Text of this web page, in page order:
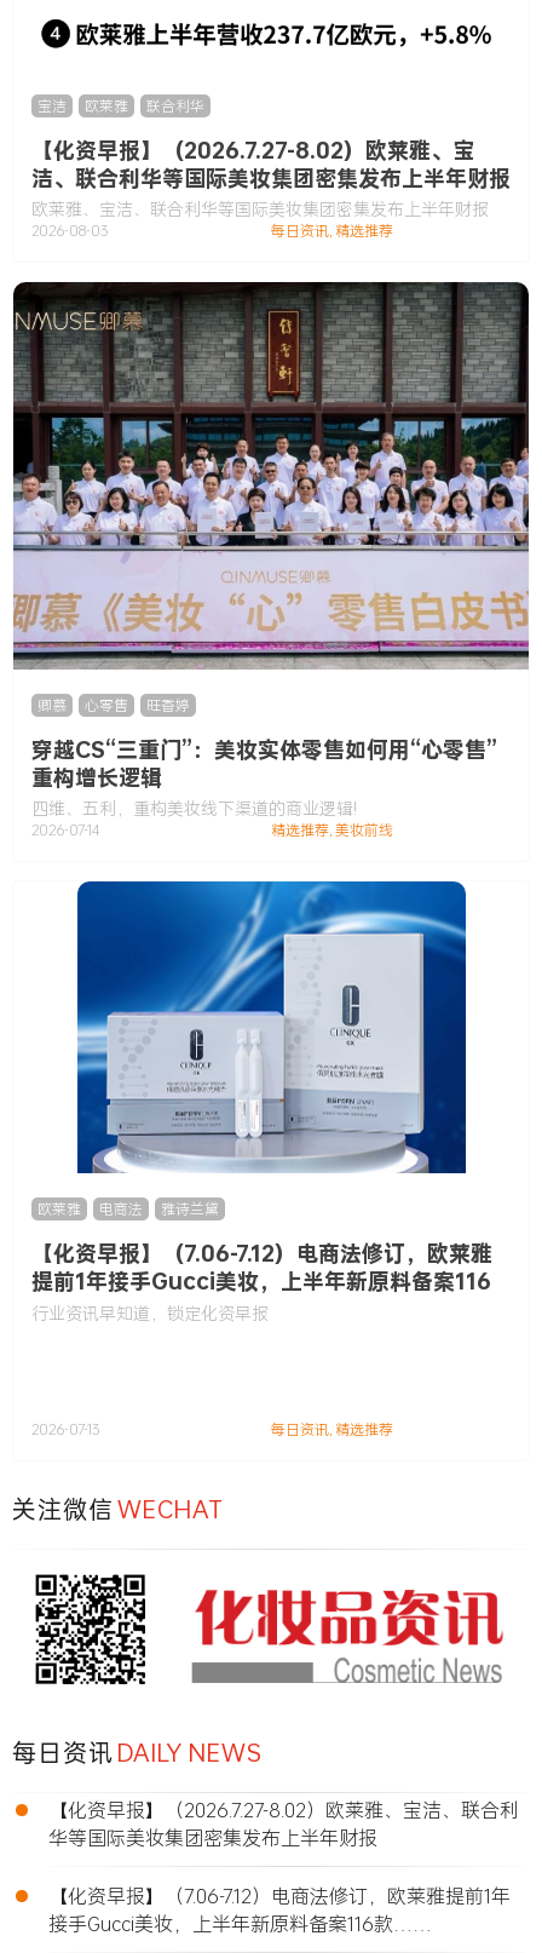
宝洁 欧莱雅 联合利华
【化资早报】（2026.7.27-8.02）欧莱雅、宝
洁、联合利华等国际美妆集团密集发布上半年财报
欧莱雅、宝洁、联合利华等国际美妆集团密集发布上半年财报
2026-08-03 每日资讯,精选推荐
卿慕 心零售 旺香婷
穿越CS“三重门”：美妆实体零售如何用“心零售”
重构增长逻辑
四维、五利，重构美妆线下渠道的商业逻辑!
2026-07-14 精选推荐,美妆前线
欧莱雅 电商法 雅诗兰黛
【化资早报】（7.06-7.12）电商法修订，欧莱雅
提前1年接手Gucci美妆，上半年新原料备案116
款……
行业资讯早知道，锁定化资早报
2026-07-13 每日资讯,精选推荐
关注微信WECHAT
每日资讯DAILY NEWS
•
【化资早报】（2026.7.27-8.02）欧莱雅、宝洁、联合利
华等国际美妆集团密集发布上半年财报
•
【化资早报】（7.06-7.12）电商法修订，欧莱雅提前1年
接手Gucci美妆，上半年新原料备案116款……